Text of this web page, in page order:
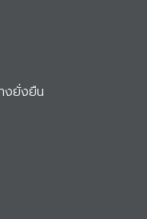
งยั่งยืน